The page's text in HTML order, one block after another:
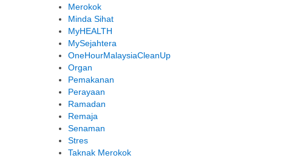
Merokok
Minda Sihat
MyHEALTH
MySejahtera
OneHourMalaysiaCleanUp
Organ
Pemakanan
Perayaan
Ramadan
Remaja
Senaman
Stres
Taknak Merokok